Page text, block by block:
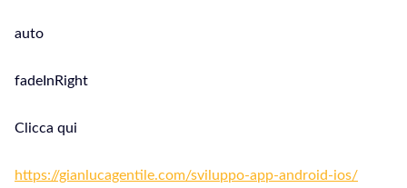
auto
fadeInRight
Clicca qui
https://gianlucagentile.com/sviluppo-app-android-ios/